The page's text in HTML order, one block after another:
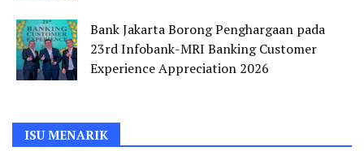
Bank Jakarta Borong Penghargaan pada
23rd Infobank-MRI Banking Customer
Experience Appreciation 2026
ISU MENARIK